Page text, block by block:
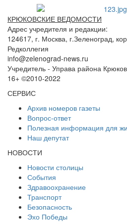
КРЮКОВСКИЕ ВЕДОМОСТИ
Адрес учредителя и редакции:
124617, г. Москва, г.Зеленоград,
Редколлегия
info@zelenograd-news.ru
Учредитель - Управа района
16+ ©2010-2022
СЕРВИС
Архив номеров газеты
Вопрос-ответ
Полезная информация для
Наш депутат
НОВОСТИ
Новости столицы
События
Здравоохранение
Транспорт
Безопасность
Эхо Победы